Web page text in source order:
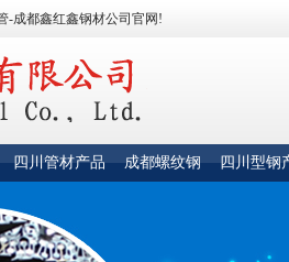
-成都鑫红鑫钢材公司官网!
四川管材产品 成都螺纹钢 四川型钢